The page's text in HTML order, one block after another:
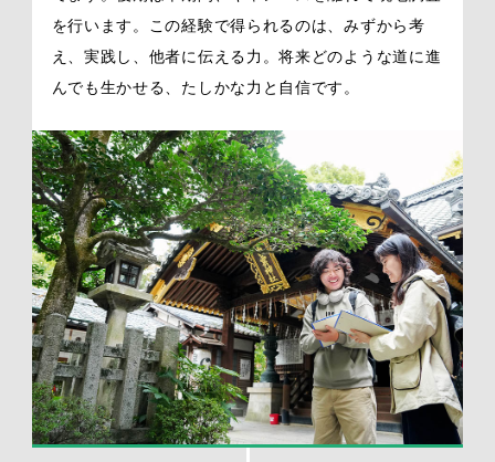
を行います。この経験で得られるのは、みずから考
え、実践し、他者に伝える力。将来どのような道に進
んでも生かせる、たしかな力と自信です。